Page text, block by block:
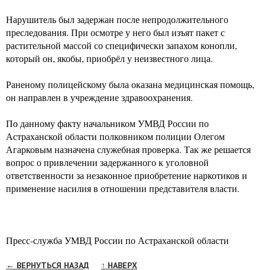
Нарушитель был задержан после непродолжительного
преследования. При осмотре у него был изъят пакет с
растительной массой со специфически запахом конопли,
который он, якобы, приобрёл у неизвестного лица.
Раненому полицейскому была оказана медицинская помощь,
он направлен в учреждение здравоохранения.
По данному факту начальником УМВД России по
Астраханской области полковником полиции Олегом
Агарковым назначена служебная проверка. Так же решается
вопрос о привлечении задержанного к уголовной
ответственности за незаконное приобретение наркотиков и
применение насилия в отношении представителя власти.
Пресс-служба УМВД России по Астраханской области
← ВЕРНУТЬСЯ НАЗАД ↑ НАВЕРХ